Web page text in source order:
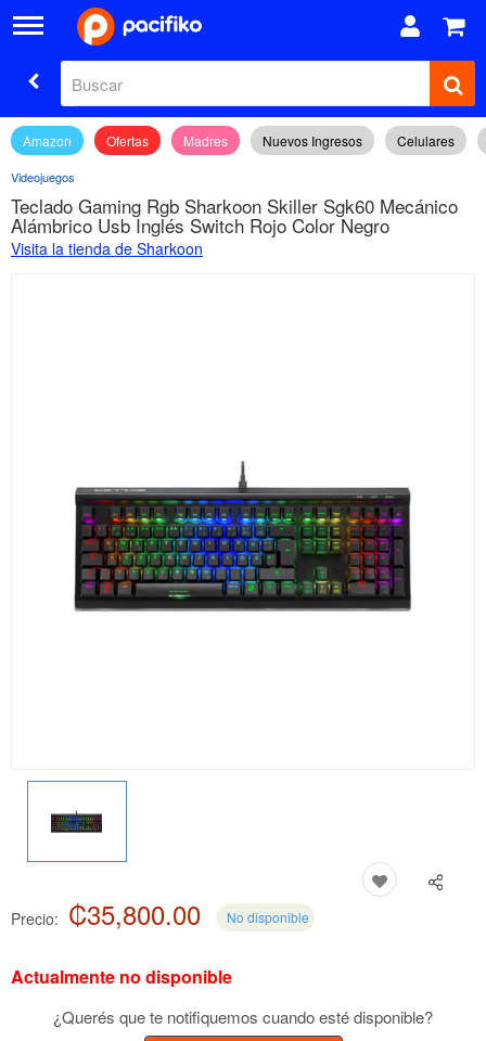
Amazon Ofertas Madres Nuevos Ingresos Celulares
Videojuegos
Teclado Gaming Rgb Sharkoon Skiller Sgk60 Mecánico
Alámbrico Usb Inglés Switch Rojo Color Negro
Visita la tienda de Sharkoon
Precio: ₡35,800.00 No disponible
Actualmente no disponible
¿Querés que te notifiquemos cuando esté disponible?